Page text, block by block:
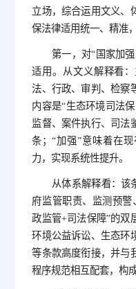
立场，综合运用文义、
保法律适用统一、精准
第一，对“国家加
适用。从文义解释看
法、行政、审判、检察
内容是“生态环境司法
监督、案件执行、司法
条；“加强”意味着在
力，实现系统性提升。
从体系解释看：该
府监管职责、监测预
政监管+司法保障”的双
环境公益诉讼、生态环
等条款高度衔接，并与
程序规范相互配套，构